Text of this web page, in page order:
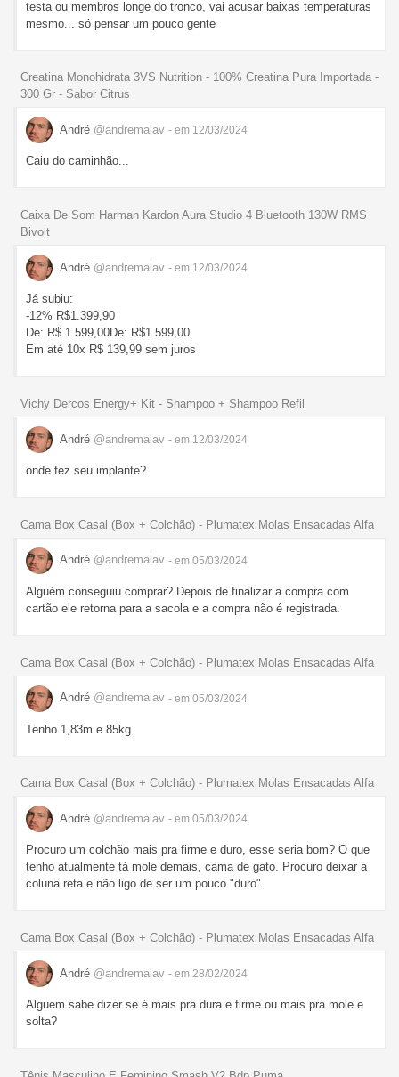
testa ou membros longe do tronco, vai acusar baixas temperaturas
mesmo... só pensar um pouco gente
Creatina Monohidrata 3VS Nutrition - 100% Creatina Pura Importada -
300 Gr - Sabor Citrus
André @andremalav - em 12/03/2024
Caiu do caminhão...
Caixa De Som Harman Kardon Aura Studio 4 Bluetooth 130W RMS
Bivolt
André @andremalav - em 12/03/2024
Já subiu:
-12% R$1.399,90
De: R$ 1.599,00De: R$1.599,00
Em até 10x R$ 139,99 sem juros
Vichy Dercos Energy+ Kit - Shampoo + Shampoo Refil
André @andremalav - em 12/03/2024
onde fez seu implante?
Cama Box Casal (Box + Colchão) - Plumatex Molas Ensacadas Alfa
André @andremalav - em 05/03/2024
Alguém conseguiu comprar? Depois de finalizar a compra com
cartão ele retorna para a sacola e a compra não é registrada.
Cama Box Casal (Box + Colchão) - Plumatex Molas Ensacadas Alfa
André @andremalav - em 05/03/2024
Tenho 1,83m e 85kg
Cama Box Casal (Box + Colchão) - Plumatex Molas Ensacadas Alfa
André @andremalav - em 05/03/2024
Procuro um colchão mais pra firme e duro, esse seria bom? O que
tenho atualmente tá mole demais, cama de gato. Procuro deixar a
coluna reta e não ligo de ser um pouco "duro".
Cama Box Casal (Box + Colchão) - Plumatex Molas Ensacadas Alfa
André @andremalav - em 28/02/2024
Alguem sabe dizer se é mais pra dura e firme ou mais pra mole e
solta?